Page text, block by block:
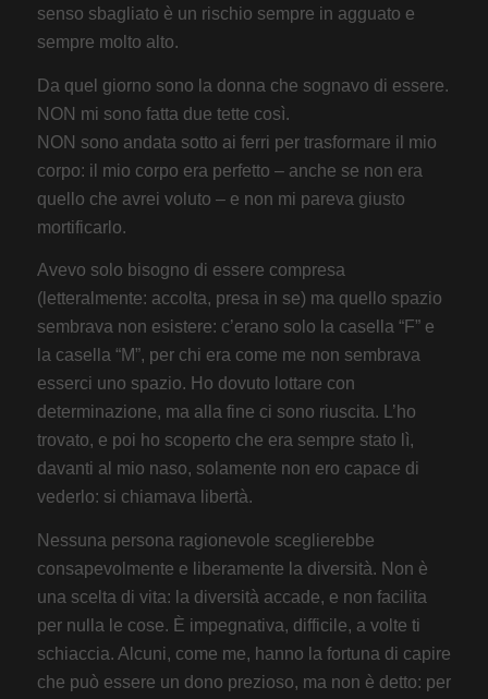
senso sbagliato è un rischio sempre in agguato e
sempre molto alto.
Da quel giorno sono la donna che sognavo di essere.
NON mi sono fatta due tette così.
NON sono andata sotto ai ferri per trasformare il mio
corpo: il mio corpo era perfetto – anche se non era
quello che avrei voluto – e non mi pareva giusto
mortificarlo.
Avevo solo bisogno di essere compresa
(letteralmente: accolta, presa in se) ma quello spazio
sembrava non esistere: c’erano solo la casella “F” e
la casella “M”, per chi era come me non sembrava
esserci uno spazio. Ho dovuto lottare con
determinazione, ma alla fine ci sono riuscita. L’ho
trovato, e poi ho scoperto che era sempre stato lì,
davanti al mio naso, solamente non ero capace di
vederlo: si chiamava libertà.
Nessuna persona ragionevole sceglierebbe
consapevolmente e liberamente la diversità. Non è
una scelta di vita: la diversità accade, e non facilita
per nulla le cose. È impegnativa, difficile, a volte ti
schiaccia. Alcuni, come me, hanno la fortuna di capire
che può essere un dono prezioso, ma non è detto: per